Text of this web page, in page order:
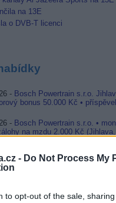
- Do Not Process My
to opt-out of the sale,
na 13E
o DVB-T licenci
- Bosch Powertrain s.r.o.
bonus 50.000 Kč •
- Bosch Powertrain s.r.o. •
na mzdu 2.000 Kč
• náborový bonus 50.000 Kč
-Bosch Powertrain s.r.o.
na ubytování (Jihlava, okres
bonus 100.000 Kč • ubytování